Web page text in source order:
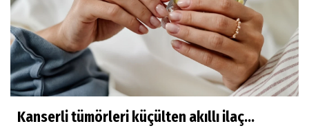
Kanserli tümörleri küçülten akıllı ilaç...